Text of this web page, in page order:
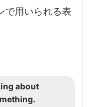
で用いられる表
about